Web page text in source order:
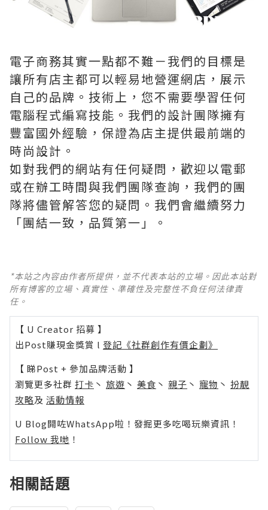
電子商務其實一點都不難－我們的目標是
讓所有店主都可以輕易地營運網店，展示
自己的品牌。技術上，您不需要學習任何
電腦程式編寫技能。我們的設計團隊擁有
豐富國外經驗，保證為店主提供最前端的
時尚設計。
如對我們的網站有任何疑問，歡迎以電郵
或在辦工時間與我們團隊查詢，我們的團
隊將儘管解答您的疑問。我們會繼續努力
「團結一致，品質第一」。
*本站之內容由作者所提供，並不代表本站的立場。因此本站對
所有博客的立場、真實性、準確性及完整性不負任何法律責
任。
【 U Creator 招募 】
出Post賺現金獎賞 l 登記《社群創作有價企劃》
【 睇Post + 參加品牌活動 】
瀏覽更多社群 打卡 丶 旅遊 丶 美食 丶 親子 丶 寵物 丶 扮靚
攻略及 活動情報
U Blog開咗WhatsApp啦！發掘更多吃喝玩樂資訊！
Follow 我哋 ！
相關話題